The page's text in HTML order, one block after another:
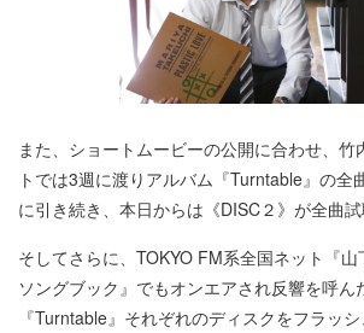
また、ショートムービーの公開に合わせ、竹
トでは3週に渡りアルバム『Turntable』の全
に引き続き、本日からは《DISC２》が全曲試
そしてさらに、TOKYO FM系全国ネット『山
ソングブック』でもオンエアされ反響を呼ん
『Turntable』それぞれのディスクをフラッ